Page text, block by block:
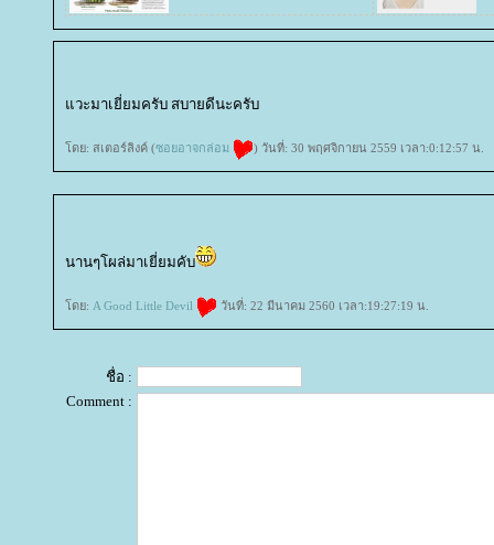
วะมาเยี่ยมครับ สบายดีนะครับ
ดย: สเตอร์ลิงค์ (ซอยอาจกล่อม ) วันที่: 30 พฤศจิกายน 2559 เวลา:0:12:57 น.
นานๆโผล่มาเยี่ยมคับ
ดย: A Good Little Devil วันที่: 22 มีนาคม 2560 เวลา:19:27:19 น.
ชื่อ :
Comment :